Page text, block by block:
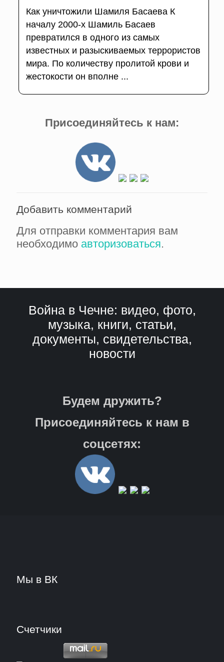
Как уничтожили Шамиля Басаева К
началу 2000-х Шамиль Басаев
превратился в одного из самых
известных и разыскиваемых террористов
мира. По количеству пролитой крови и
жестокости он вполне ...
Присоединяйтесь к нам:
Добавить комментарий
Для отправки комментария вам
необходимо авторизоваться.
Война в Чечне: видео, фото,
музыка, книги, статьи,
документы, свидетельства,
новости
Будем дружить?
Присоединяйтесь к нам в
соцсетях:
Мы в ВК
Счетчики